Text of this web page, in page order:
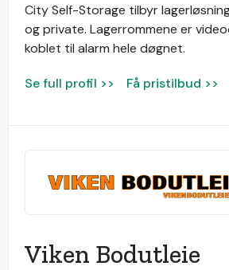
City Self-Storage tilbyr
og private. Lagerrommene er
koblet til alarm hele døgnet.
Se full profil >> Få pristilbud >>
Viken Bodutleie